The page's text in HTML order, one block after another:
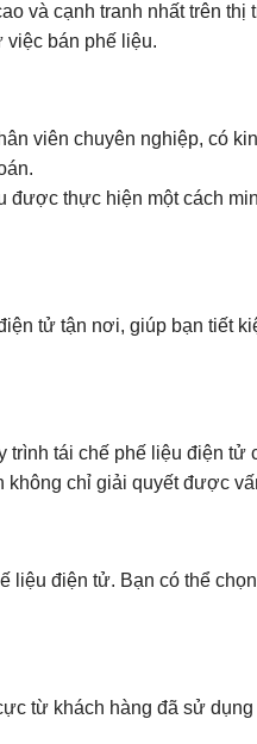
và cạnh tranh nhất trên
bán phế liệu.
viên chuyên nghiệp, có
được thực hiện một cách
tử tận nơi, giúp bạn tiết
trình tái chế phế liệu điện tử
chỉ giải quyết được
liệu điện tử. Bạn có thể
từ khách hàng đã sử